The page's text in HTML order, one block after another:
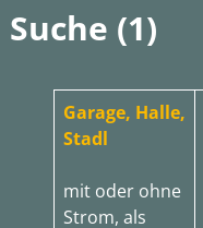
Suche (1)
Garage, Halle,
Stadl
mit oder ohne
Strom, als